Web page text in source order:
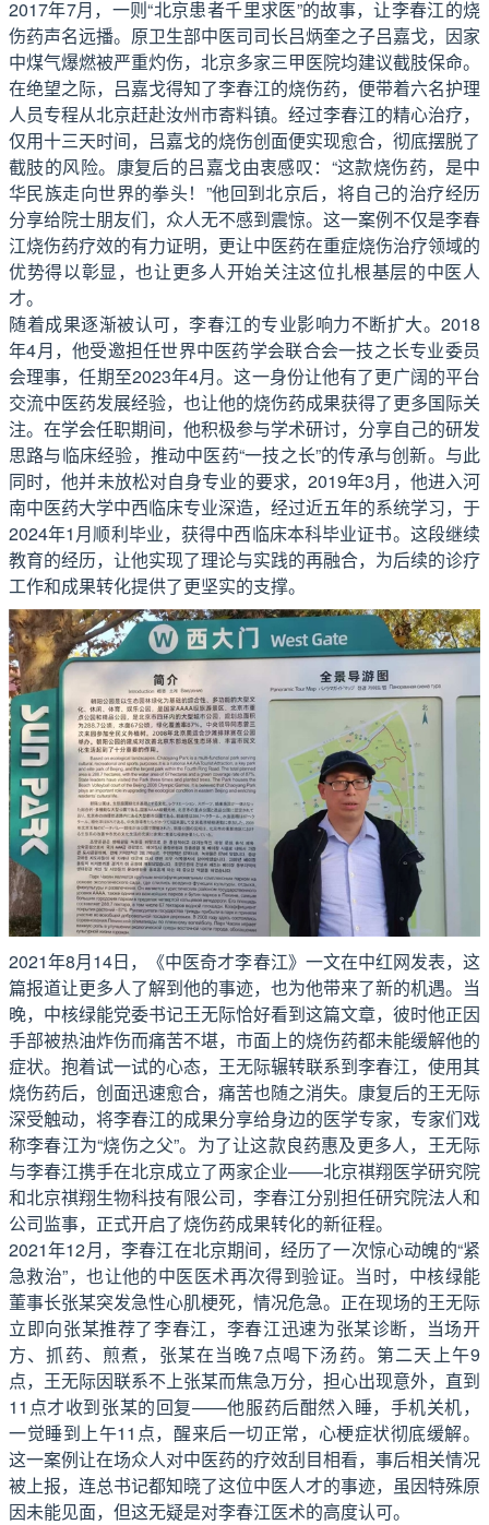
2017年7月，一则“北京患者千里求医”的故事，让李春江的烧
伤药声名远播。原卫生部中医司司长吕炳奎之子吕嘉戈，因家
中煤气爆燃被严重灼伤，北京多家三甲医院均建议截肢保命。
在绝望之际，吕嘉戈得知了李春江的烧伤药，便带着六名护理
人员专程从北京赶赴汝州市寄料镇。经过李春江的精心治疗，
仅用十三天时间，吕嘉戈的烧伤创面便实现愈合，彻底摆脱了
截肢的风险。康复后的吕嘉戈由衷感叹：“这款烧伤药，是中
华民族走向世界的拳头！”他回到北京后，将自己的治疗经历
分享给院士朋友们，众人无不感到震惊。这一案例不仅是李春
江烧伤药疗效的有力证明，更让中医药在重症烧伤治疗领域的
优势得以彰显，也让更多人开始关注这位扎根基层的中医人
才。
随着成果逐渐被认可，李春江的专业影响力不断扩大。2018
年4月，他受邀担任世界中医药学会联合会一技之长专业委员
会理事，任期至2023年4月。这一身份让他有了更广阔的平台
交流中医药发展经验，也让他的烧伤药成果获得了更多国际关
注。在学会任职期间，他积极参与学术研讨，分享自己的研发
思路与临床经验，推动中医药“一技之长”的传承与创新。与此
同时，他并未放松对自身专业的要求，2019年3月，他进入河
南中医药大学中西临床专业深造，经过近五年的系统学习，于
2024年1月顺利毕业，获得中西临床本科毕业证书。这段继续
教育的经历，让他实现了理论与实践的再融合，为后续的诊疗
工作和成果转化提供了更坚实的支撑。
2021年8月14日，《中医奇才李春江》一文在中红网发表，这
篇报道让更多人了解到他的事迹，也为他带来了新的机遇。当
晚，中核绿能党委书记王无际恰好看到这篇文章，彼时他正因
手部被热油炸伤而痛苦不堪，市面上的烧伤药都未能缓解他的
症状。抱着试一试的心态，王无际辗转联系到李春江，使用其
烧伤药后，创面迅速愈合，痛苦也随之消失。康复后的王无际
深受触动，将李春江的成果分享给身边的医学专家，专家们戏
称李春江为“烧伤之父”。为了让这款良药惠及更多人，王无际
与李春江携手在北京成立了两家企业——北京祺翔医学研究院
和北京祺翔生物科技有限公司，李春江分别担任研究院法人和
公司监事，正式开启了烧伤药成果转化的新征程。
2021年12月，李春江在北京期间，经历了一次惊心动魄的“紧
急救治”，也让他的中医医术再次得到验证。当时，中核绿能
董事长张某突发急性心肌梗死，情况危急。正在现场的王无际
立即向张某推荐了李春江，李春江迅速为张某诊断，当场开
方、抓药、煎煮，张某在当晚7点喝下汤药。第二天上午9
点，王无际因联系不上张某而焦急万分，担心出现意外，直到
11点才收到张某的回复——他服药后酣然入睡，手机关机，
一觉睡到上午11点，醒来后一切正常，心梗症状彻底缓解。
这一案例让在场众人对中医药的疗效刮目相看，事后相关情况
被上报，连总书记都知晓了这位中医人才的事迹，虽因特殊原
因未能见面，但这无疑是对李春江医术的高度认可。